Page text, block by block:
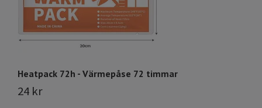
Heatpack 72h - Värmepåse 72 timmar
24 kr